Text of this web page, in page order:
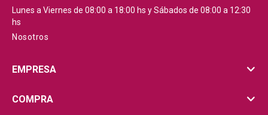
Lunes a Viernes de 08:00 a 18:00 hs y Sábados de 08:00 a 12:30
hs
Nosotros
EMPRESA
COMPRA